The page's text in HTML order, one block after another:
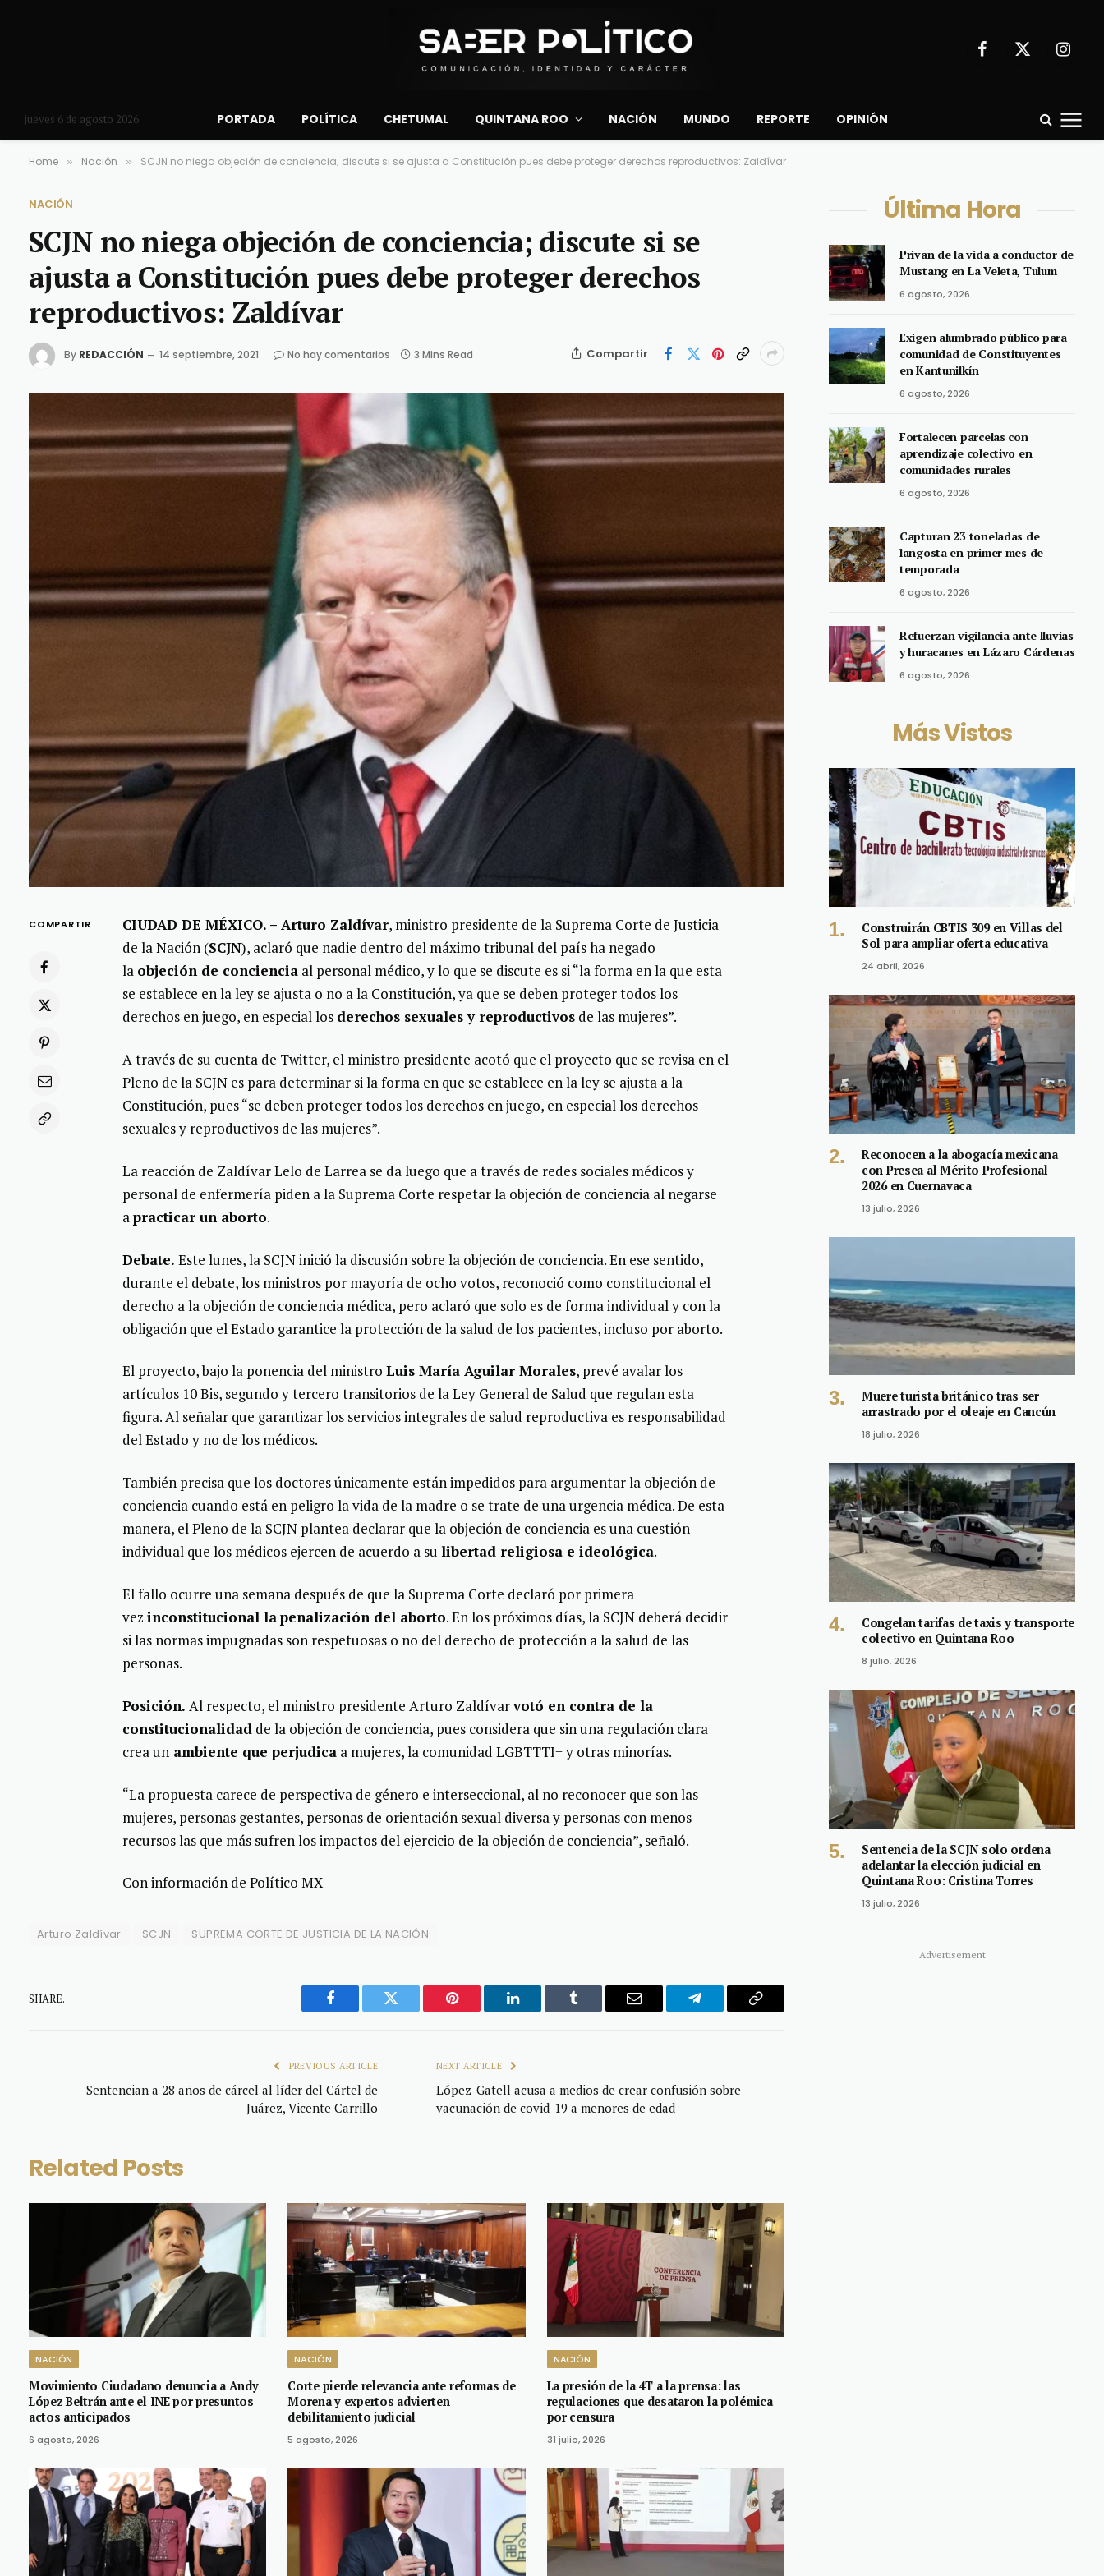
Facebook
X
jueves 6 de agosto 2026 PORTADA POLÍTICA CHETUMAL QUINTANA ROO NACIÓN MUNDO REPORTE OPINIÓN
Home » Nación » SCJN no niega objeción de conciencia; discute si se ajusta a Constitución pues debe proteger derechos reproductivos: Zaldívar
NACIÓN
SCJN no niega objeción de conciencia; discute si se
ajusta a Constitución pues debe proteger derechos
reproductivos: Zaldívar
By REDACCIÓN 14 septiembre, 2021 No hay comentarios 3 Mins Read Compartir
COMPARTIR CIUDAD DE MÉXICO. – Arturo Zaldívar, ministro presidente de la Suprema Corte de Justicia
de la Nación (SCJN), aclaró que nadie dentro del máximo tribunal del país ha negado
la objeción de conciencia al personal médico, y lo que se discute es si “la forma en la que esta
se establece en la ley se ajusta o no a la Constitución, ya que se deben proteger todos los
derechos en juego, en especial los derechos sexuales y reproductivos de las mujeres”.
A través de su cuenta de Twitter, el ministro presidente acotó que el proyecto que se revisa en el
Pleno de la SCJN es para determinar si la forma en que se establece en la ley se ajusta a la
Constitución, pues “se deben proteger todos los derechos en juego, en especial los derechos
sexuales y reproductivos de las mujeres”.
La reacción de Zaldívar Lelo de Larrea se da luego que a través de redes sociales médicos y
personal de enfermería piden a la Suprema Corte respetar la objeción de conciencia al negarse
apracticar un aborto.
Debate. Este lunes, la SCJN inició la discusión sobre la objeción de conciencia. En ese sentido,
durante el debate, los ministros por mayoría de ocho votos, reconoció como constitucional el
derecho a la objeción de conciencia médica, pero aclaró que solo es de forma individual y con la
obligación que el Estado garantice la protección de la salud de los pacientes, incluso por aborto.
El proyecto, bajo la ponencia del ministroLuis María Aguilar Morales, prevé avalar los
artículos 10 Bis, segundo y tercero transitorios de la Ley General de Salud que regulan esta
figura. Al señalar que garantizar los servicios integrales de salud reproductiva es responsabilidad
del Estado y no de los médicos.
También precisa que los doctores únicamente están impedidos para argumentar la objeción de
conciencia cuando está en peligro la vida de la madre o se trate de una urgencia médica. De esta
manera, el Pleno de la SCJN plantea declarar que la objeción de conciencia es una cuestión
individual que los médicos ejercen de acuerdo a sulibertad religiosa e ideológica.
El fallo ocurre una semana después de que la Suprema Corte declaró por primera
vezinconstitucional lapenalización del aborto. En los próximos días, la SCJN deberá decidir
si las normas impugnadas son respetuosas o no del derecho de protección a la salud de las
personas.
Posición. Al respecto, el ministro presidente Arturo Zaldívarvotó en contra de la
constitucionalidad de la objeción de conciencia, pues considera que sin una regulación clara
crea un ambiente que perjudica a mujeres, la comunidad LGBTTTI+ y otras minorías.
“La propuesta carece de perspectiva de género e interseccional, al no reconocer que son las
mujeres, personas gestantes, personas de orientación sexual diversa y personas con menos
recursos las que más sufren los impactos del ejercicio de la objeción de conciencia”, señaló.
Con información de Político MX
Arturo Zaldívar SCJN SUPREMA CORTE DE JUSTICIA DE LA NACIÓN
SHARE.
Facebook Twitter Pinterest LinkedIn Tumblr Email Telegram Copy
PREVIOUS ARTICLE
Sentencian a 28 años de cárcel al líder del Cártel de
Juárez, Vicente Carrillo
NEXT ARTICLE
López-Gatell acusa a medios de crear confusión sobre
vacunación de covid-19 a menores de edad
Related Posts
NACIÓN
Movimiento Ciudadano denuncia a Andy
López Beltrán ante el INE por presuntos
actos anticipados
6 agosto, 2026
NACIÓN
Corte pierde relevancia ante reformas de
Morena y expertos advierten
debilitamiento judicial
5 agosto, 2026
NACIÓN
La presión de la 4T a la prensa: las
regulaciones que desataron la polémica
por censura
31 julio, 2026
Última Hora
Privan de la vida a conductor de
Mustang en La Veleta, Tulum
6 agosto, 2026
Exigen alumbrado público para
comunidad de Constituyentes
en Kantunilkín
6 agosto, 2026
Fortalecen parcelas con
aprendizaje colectivo en
comunidades rurales
6 agosto, 2026
Capturan 23 toneladas de
langosta en primer mes de
temporada
6 agosto, 2026
Refuerzan vigilancia ante lluvias
y huracanes en Lázaro Cárdenas
6 agosto, 2026
Más Vistos
Construirán CBTIS 309 en Villas del
Sol para ampliar oferta educativa
24 abril, 2026
Reconocen a la abogacía mexicana
con Presea al Mérito Profesional
2026 en Cuernavaca
13 julio, 2026
Muere turista británico tras ser
arrastrado por el oleaje en Cancún
18 julio, 2026
Congelan tarifas de taxis y transporte
colectivo en Quintana Roo
8 julio, 2026
Sentencia de la SCJN solo ordena
adelantar la elección judicial en
Quintana Roo: Cristina Torres
13 julio, 2026
Advertisement